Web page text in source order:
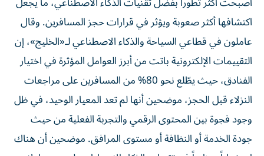
اكتشافها أكثر صعوبة ويؤثر في قرارات حجز المسافرين. وقال
عاملون في قطاعي السياحة والذكاء الاصطناعي لـ«الخليج»، إن
التقييمات الإلكترونية باتت من أبرز العوامل المؤثرة في اختيار
الفنادق، حيث يطّلع نحو 80% من المسافرين على مراجعات
النزلاء قبل الحجز، موضحين أنها لم تعد المعيار الوحيد، في ظل
وجود فجوة بين المحتوى الرقمي والتجربة الفعلية من حيث
جودة الخدمة أو النظافة أو مستوى المرافق. موضحين أن هناك